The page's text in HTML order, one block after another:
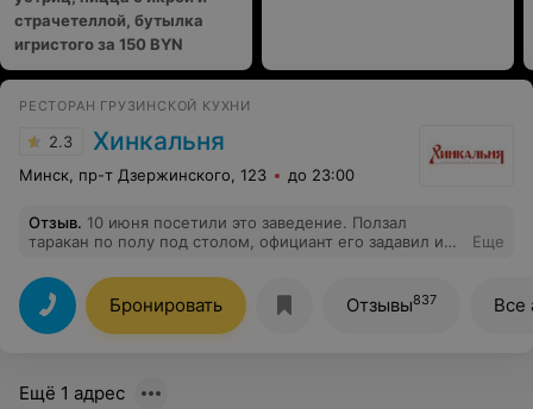
пониманием - обходите "Пицца Манию" стороной.
Либо у них переизбыток клиентов, либо совершенно
страчетеллой, бутылка
игристого за 150 BYN
РЕСТОРАН ГРУЗИНСКОЙ КУХНИ
2.3 Хинкальня
Минск, пр-т Дзержинского, 123 до 23:00
Отзыв. 10 июня посетили это заведение. Ползал
таракан по полу под столом, официант его задавил и
Еще
Бронировать Отзывы837 Все
Ещё 1 адрес